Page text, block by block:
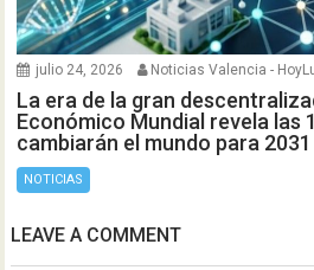
julio 24, 2026 Noticias Valencia -
La era de la gran
Económico Mundial revela las
cambiarán el mundo para 2031
NOTICIAS
LEAVE A COMMENT